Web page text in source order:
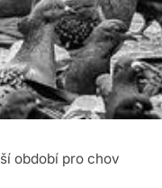
období pro chov